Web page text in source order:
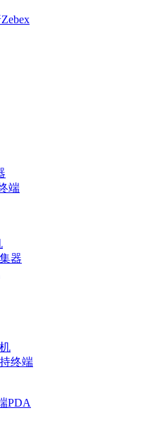
端
器
终端
PDA